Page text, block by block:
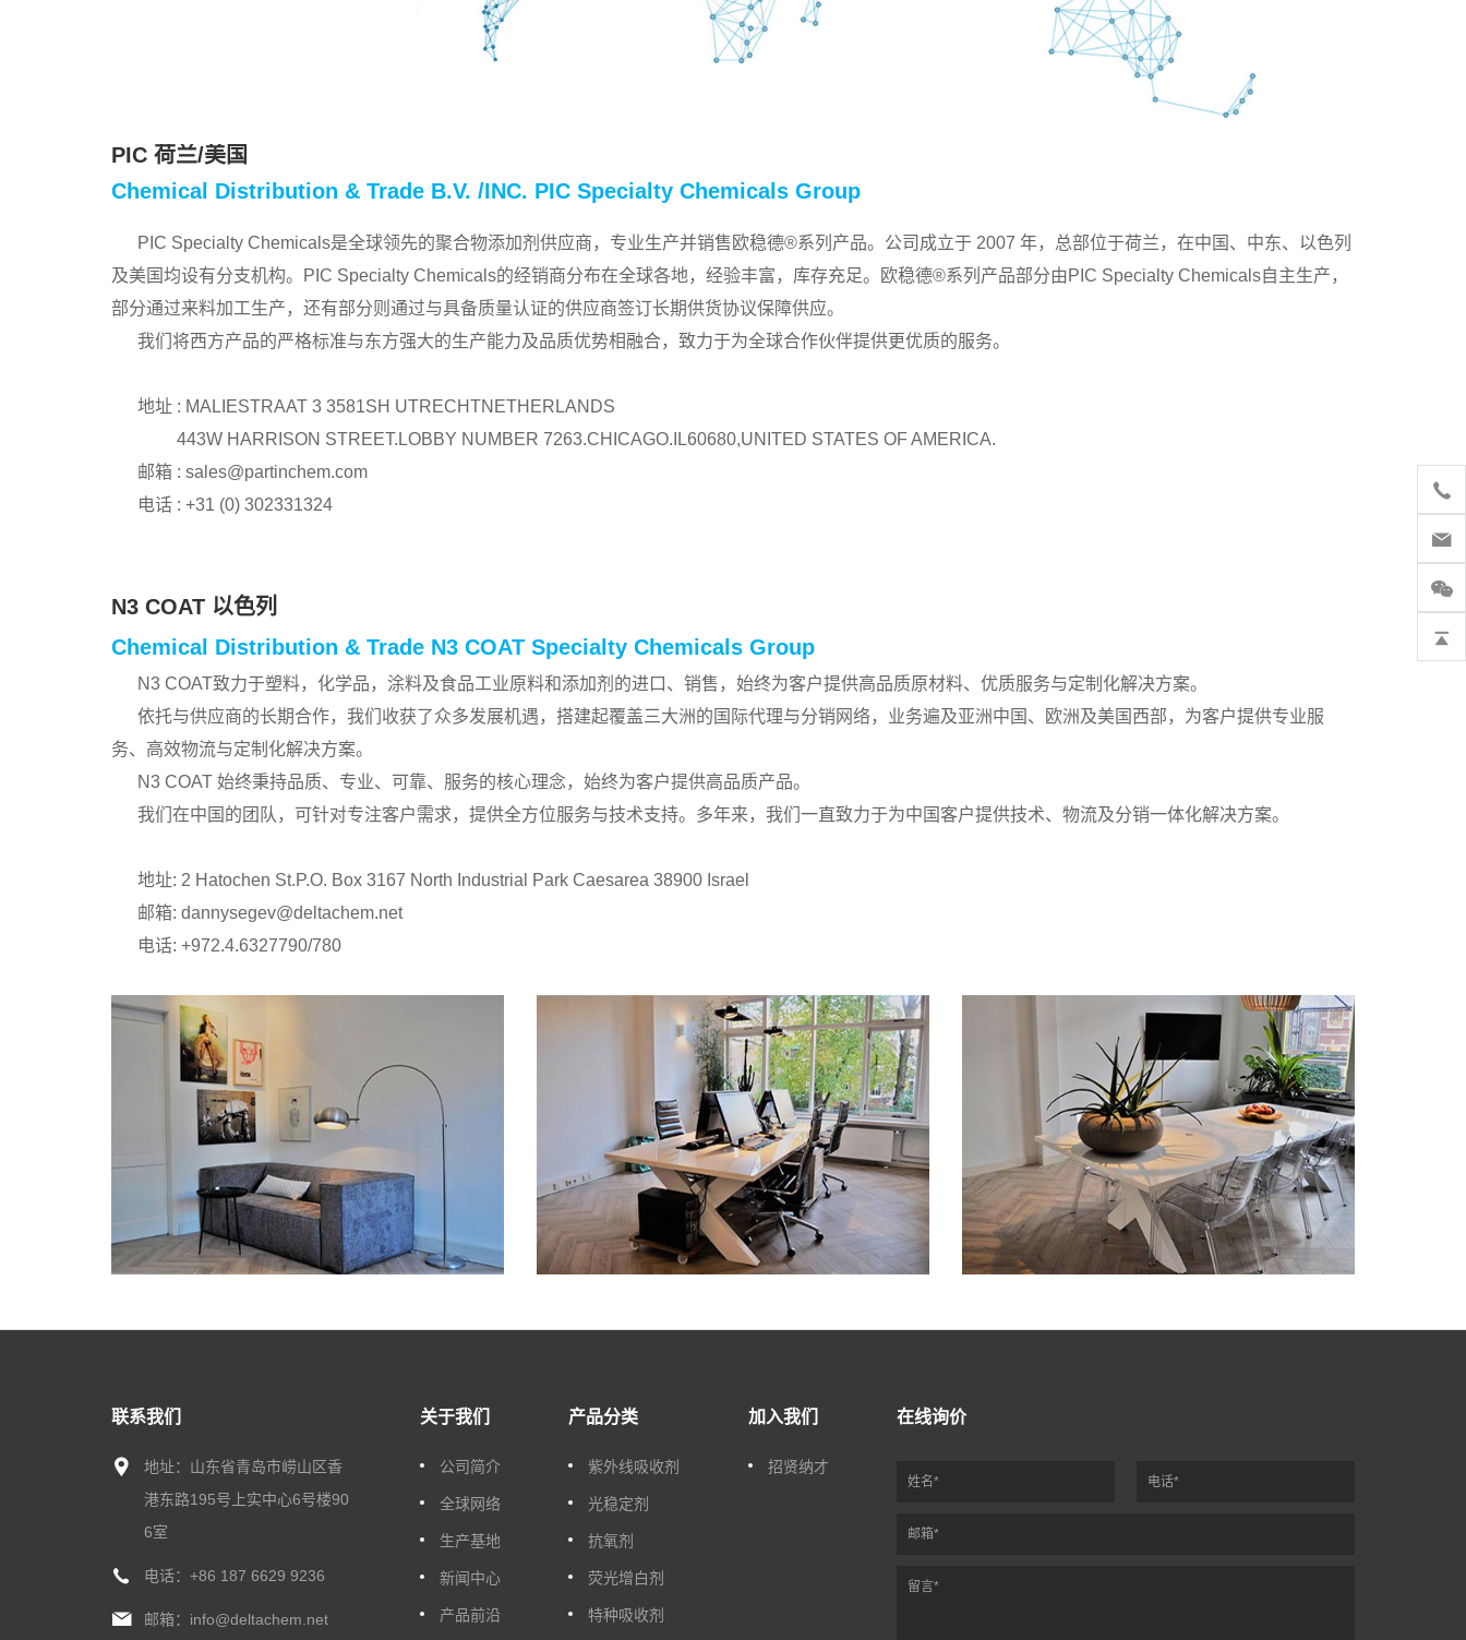
PIC 荷兰/美国
Chemical Distribution & Trade B.V. /INC. PIC Specialty Chemicals Group
PIC Specialty Chemicals是全球领先的聚合物添加剂供应商，专业生产并销售欧稳德®系列产品。公司成立于 2007 年，总部位于荷兰，在中国、中东、以色列
及美国均设有分支机构。PIC Specialty Chemicals的经销商分布在全球各地，经验丰富，库存充足。欧稳德®系列产品部分由PIC Specialty Chemicals自主生产，
部分通过来料加工生产，还有部分则通过与具备质量认证的供应商签订长期供货协议保障供应。
我们将西方产品的严格标准与东方强大的生产能力及品质优势相融合，致力于为全球合作伙伴提供更优质的服务。
地址 : MALIESTRAAT 3 3581SH UTRECHTNETHERLANDS
443W HARRISON STREET.LOBBY NUMBER 7263.CHICAGO.IL60680,UNITED STATES OF AMERICA.
邮箱 : sales@partinchem.com
电话 : +31 (0) 302331324
N3 COAT 以色列
Chemical Distribution & Trade N3 COAT Specialty Chemicals Group
N3 COAT致力于塑料，化学品，涂料及食品工业原料和添加剂的进口、销售，始终为客户提供高品质原材料、优质服务与定制化解决方案。
依托与供应商的长期合作，我们收获了众多发展机遇，搭建起覆盖三大洲的国际代理与分销网络，业务遍及亚洲中国、欧洲及美国西部，为客户提供专业服
务、高效物流与定制化解决方案。
N3 COAT 始终秉持品质、专业、可靠、服务的核心理念，始终为客户提供高品质产品。
我们在中国的团队，可针对专注客户需求，提供全方位服务与技术支持。多年来，我们一直致力于为中国客户提供技术、物流及分销一体化解决方案。
地址: 2 Hatochen St.P.O. Box 3167 North Industrial Park Caesarea 38900 Israel
邮箱: dannysegev@deltachem.net
电话: +972.4.6327790/780
联系我们
地址：山东省青岛市崂山区香
港东路195号上实中心6号楼90
6室
电话： +86 187 6629 9236
邮箱： info@deltachem.net
关于我们
公司简介
全球网络
生产基地
新闻中心
产品前沿
产品分类
紫外线吸收剂
光稳定剂
抗氧剂
荧光增白剂
特种吸收剂
加入我们
招贤纳才
在线询价